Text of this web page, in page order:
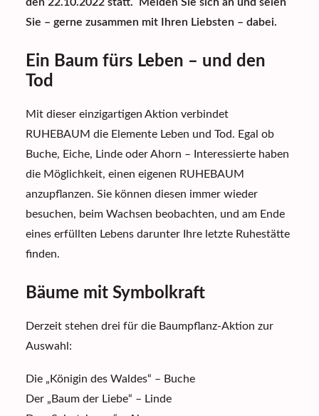
Sie – gerne zusammen mit Ihren Liebsten – dabei.
Ein Baum fürs Leben – und den
Tod
Mit dieser einzigartigen Aktion verbindet
RUHEBAUM die Elemente Leben und Tod. Egal ob
Buche, Eiche, Linde oder Ahorn – Interessierte haben
die Möglichkeit, einen eigenen RUHEBAUM
anzupflanzen. Sie können diesen immer wieder
besuchen, beim Wachsen beobachten, und am Ende
eines erfüllten Lebens darunter Ihre letzte Ruhestätte
finden.
Bäume mit Symbolkraft
Derzeit stehen drei für die Baumpflanz-Aktion zur
Auswahl:
Die „Königin des Waldes“ – Buche
Der „Baum der Liebe“ – Linde